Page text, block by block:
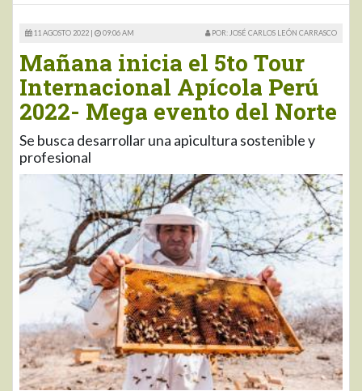
11 AGOSTO 2022 | 09:06 AM POR: JOSÉ CARLOS LEÓN CARRASCO
Mañana inicia el 5to Tour
Internacional Apícola Perú
2022- Mega evento del Norte
Se busca desarrollar una apicultura sostenible y
profesional